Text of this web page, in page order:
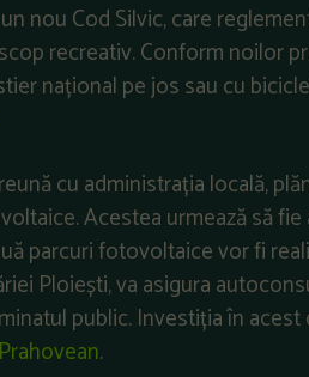
nou Cod Silvic, care
recreativ. Conform noilor
național pe jos sau cu
cu administrația locală,
Acestea urmează să fie
parcuri fotovoltaice vor fi
Ploiești, va asigura
public. Investiția în acest
.